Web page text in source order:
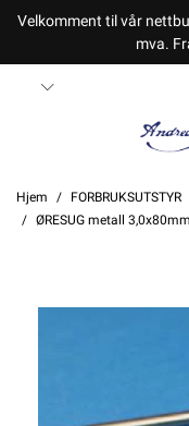
Velkomment til vår
mva.
Hjem FORBRUKSUTSTYR
ØRESUG metall